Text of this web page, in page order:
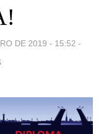
DE 2019 - 15:52 -